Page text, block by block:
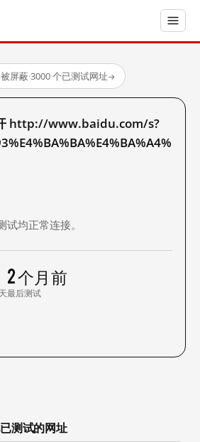
屏蔽·3000 个已测试网址→
http://www.baidu.com/s?
均正常连接。
2 个月前
最后测试
测试的网址